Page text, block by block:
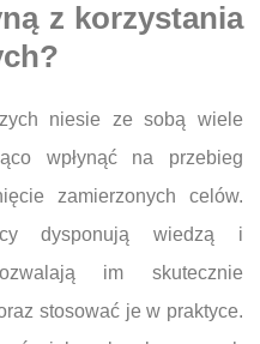
z korzystania
niesie ze sobą wiele
wpłynąć na przebieg
zamierzonych celów.
dysponują wiedzą i
im skutecznie
stosować je w praktyce.